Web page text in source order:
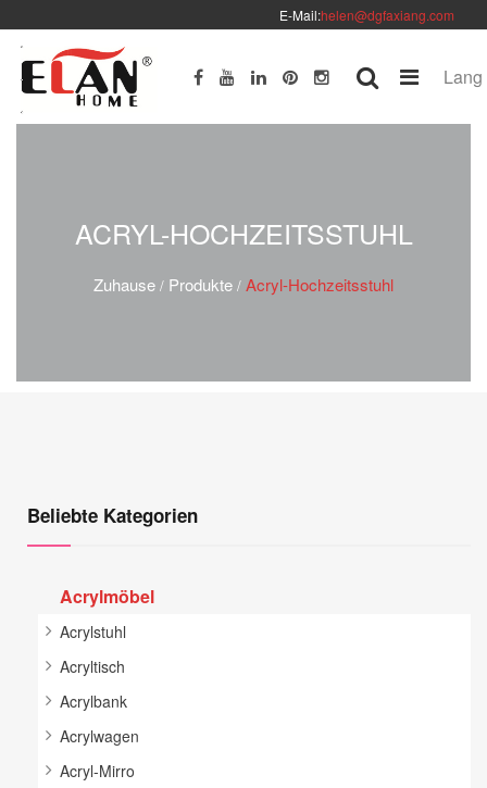
E-Mail:helen@dgfaxiang.com
Lang
ACRYL-HOCHZEITSSTUHL
Zuhause / Produkte / Acryl-Hochzeitsstuhl
Beliebte Kategorien
Acrylmöbel
Acrylstuhl
Acryltisch
Acrylbank
Acrylwagen
Acryl-Mirro